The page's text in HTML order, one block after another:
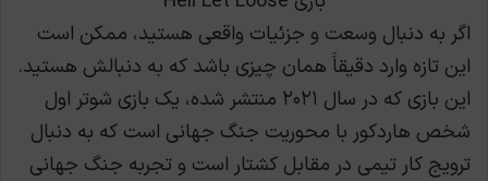
اگر به دنبال وسعت و جزئیات واقعی هستید، ممکن است
این تازه وارد دقیقاََ همان چیزی باشد که به دنبالش هستید.
این بازی که در سال ۲۰۲۱ منتشر شده، یک بازی شوتر اول
شخص هاردکور با محوریت جنگ جهانی است که به دنبال
ترویج کار تیمی در مقابل کشتار است و تجربه جنگ جهانی